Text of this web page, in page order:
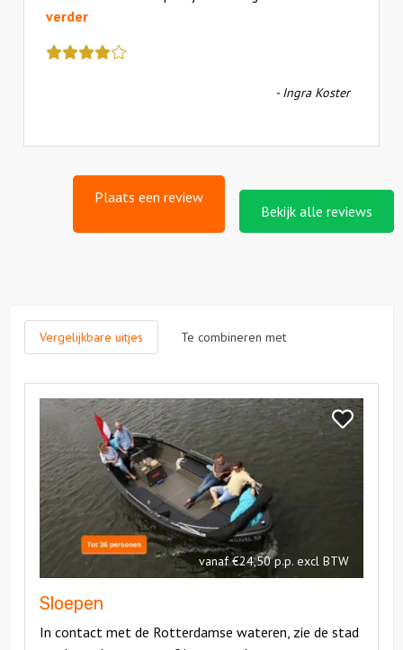
verder
review
een
- Ingra Koster
Plaats een review
Bekijk alle reviews
Vergelijkbare uitjes Te combineren met
Bekijk
Sloepen
vanaf €24,50 p.p. excl BTW
Sloepen
In contact met de Rotterdamse wateren, zie de stad
Bekijk
Sloepen